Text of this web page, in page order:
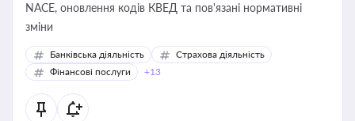
NACE, оновлення кодів КВЕД та пов'язані нормативні
зміни
Банківська діяльність
Страхова діяльність
Фінансові послуги
+13